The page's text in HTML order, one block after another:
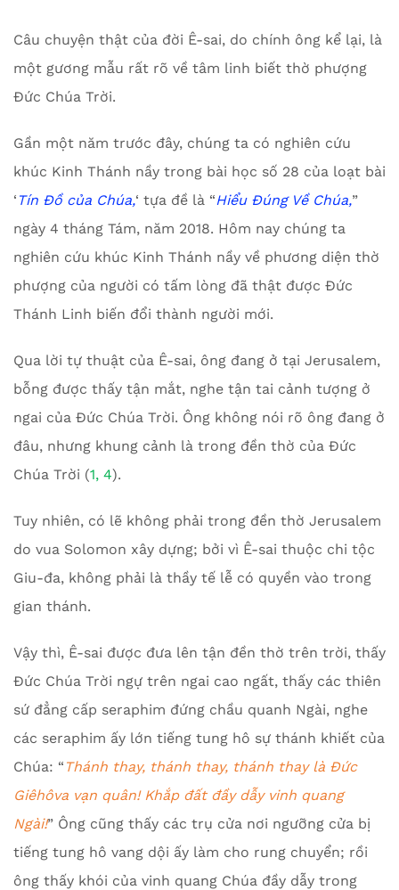
Câu chuyện thật của đời Ê-sai, do chính ông kể lại, là
một gương mẫu rất rõ về tâm linh biết thờ phượng
Đức Chúa Trời.
Gần một năm trước đây, chúng ta có nghiên cứu
khúc Kinh Thánh nầy trong bài học số 28 của loạt bài
‘ Tín Đồ của Chúa,‘ tựa đề là “Hiểu Đúng Về Chúa,”
ngày 4 tháng Tám, năm 2018. Hôm nay chúng ta
nghiên cứu khúc Kinh Thánh nầy về phương diện thờ
phượng của người có tấm lòng đã thật được Đức
Thánh Linh biến đổi thành người mới.
Qua lời tự thuật của Ê-sai, ông đang ở tại Jerusalem,
bỗng được thấy tận mắt, nghe tận tai cảnh tượng ở
ngai của Đức Chúa Trời. Ông không nói rõ ông đang ở
đâu, nhưng khung cảnh là trong đền thờ của Đức
Chúa Trời (1, 4).
Tuy nhiên, có lẽ không phải trong đền thờ Jerusalem
do vua Solomon xây dựng; bởi vì Ê-sai thuộc chi tộc
Giu-đa, không phải là thầy tế lễ có quyền vào trong
gian thánh.
Vậy thì, Ê-sai được đưa lên tận đền thờ trên trời, thấy
Đức Chúa Trời ngự trên ngai cao ngất, thấy các thiên
sứ đẳng cấp seraphim đứng chầu quanh Ngài, nghe
các seraphim ấy lớn tiếng tung hô sự thánh khiết của
Chúa: “ Thánh thay, thánh thay, thánh thay là Đức
Giêhôva vạn quân! Khắp đất đầy dẫy vinh quang
Ngài!” Ông cũng thấy các trụ cửa nơi ngưỡng cửa bị
tiếng tung hô vang dội ấy làm cho rung chuyển; rồi
ông thấy khói của vinh quang Chúa đầy dẫy trong